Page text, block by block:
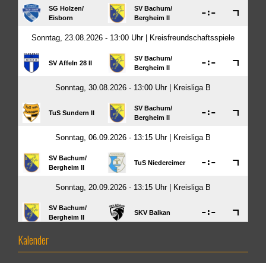
Kalender